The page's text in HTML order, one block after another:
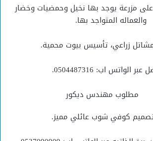
على مزرعة يوجد بها نخيل وحمضيات وخضار
والعماله المتواجد بها.
زراعي، تأسيس بيوت محمية.
الواتس اب: 0504487316.
مطلوب مهندس ديكور
كوفي شوب عائلي مميز.